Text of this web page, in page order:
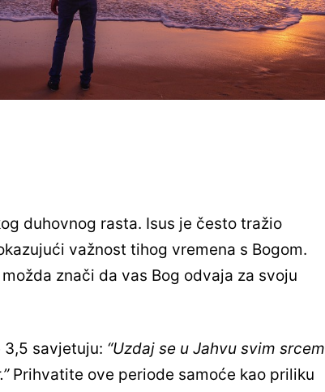
duhovnog rasta. Isus je često tražio
važnost tihog vremena s Bogom.
znači da vas Bog odvaja za svoju
3,5 savjetuju: “Uzdaj se u Jahvu svim srcem
Prihvatite ove periode samoće kao priliku